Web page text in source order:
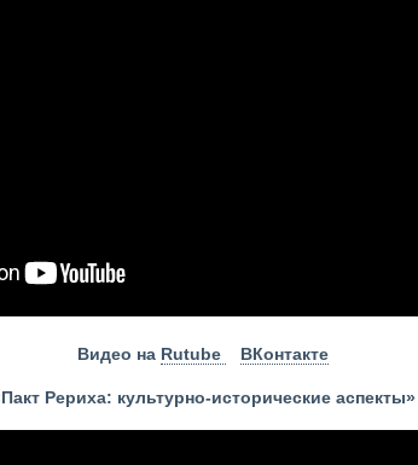
Видео на Rutube ВКонтакте
Рериха: культурно-исторические аспекты»